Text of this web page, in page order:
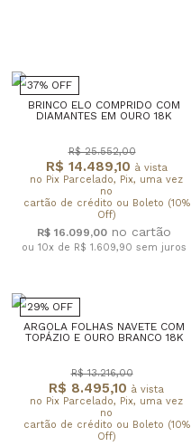
37% OFF
BRINCO ELO COMPRIDO COM
DIAMANTES EM OURO 18K
R$ 14.489,10 à vista
no Pix Parcelado, Pix, uma vez
no
cartão de crédito ou Boleto (10%
Off)
R$ 25.552,00
R$ 16.099,00
ou 10x de R$ 1.609,90 sem juros
29% OFF
ARGOLA FOLHAS NAVETE COM
TOPÁZIO E OURO BRANCO 18K
R$ 8.495,10 à vista
no Pix Parcelado, Pix, uma vez
no
cartão de crédito ou Boleto (10%
Off)
R$ 13.216,00